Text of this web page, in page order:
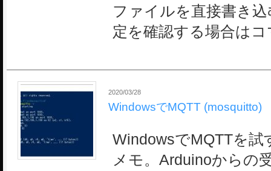
ファイルを直接書き
定を確認する場合は
2020/03/28
WindowsでMQTT (mosquitto)
WindowsでMQTTを試
メモ。Arduinoからの